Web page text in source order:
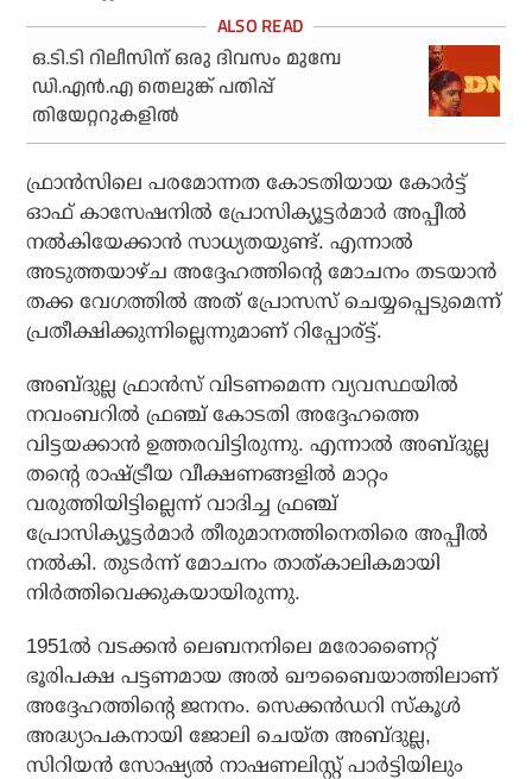
ഒ.ടി.ടി റിലീസിന് ഒരു ദിവസം മുമ്പേ
ഡി.എന്‍.എ തെലുങ്ക് പതിപ്പ്
തിയേറ്ററുകളില്‍
ഫ്രാന്‍സിലെ പരമോന്നത കോടതിയായ കോര്‍ട്ട്
ഓഫ് കാസേഷനില്‍ പ്രോസിക്യൂട്ടര്‍മാര്‍ അപ്പീല്‍
നല്‍കിയേക്കാന്‍ സാധ്യതയുണ്ട്. എന്നാല്‍
അടുത്തയാഴ്ച അദ്ദേഹത്തിന്റെ മോചനം തടയാന്‍
തക്ക വേഗത്തില്‍ അത് പ്രോസസ് ചെയ്യപ്പെടുമെന്ന്
പ്രതീക്ഷിക്കുന്നില്ലെന്നുമാണ് റിപ്പോര്ട്ട്.
അബ്ദുല്ല ഫ്രാന്‍സ് വിടണമെന്ന വ്യവസ്ഥയില്‍
നവംബറില്‍ ഫ്രഞ്ച് കോടതി അദ്ദേഹത്തെ
വിട്ടയക്കാന്‍ ഉത്തരവിട്ടിരുന്നു. എന്നാല്‍ അബ്ദുല്ല
തന്റെ രാഷ്ട്രീയ വീക്ഷണങ്ങളില്‍ മാറ്റം
വരുത്തിയിട്ടില്ലെന്ന് വാദിച്ച ഫ്രഞ്ച്
പ്രോസിക്യൂട്ടര്‍മാര്‍ തീരുമാനത്തിനെതിരെ അപ്പീല്‍
നല്‍കി. തുടര്‍ന്ന് മോചനം താത്കാലികമായി
നിര്‍ത്തിവെക്കുകയായിരുന്നു.
1951ൽ വടക്കൻ ലെബനനിലെ മരോണൈറ്റ്
ഭൂരിപക്ഷ പട്ടണമായ അൽ ഖൗബൈയാത്തിലാണ്
അദ്ദേഹത്തിന്റെ ജനനം. സെക്കൻഡറി സ്കൂൾ
അദ്ധ്യാപകനായി ജോലി ചെയ്ത അബ്‌ദുല്ല,
സിറിയൻ സോഷ്യൽ നാഷണലിസ്റ്റ് പാർട്ടിയിലും